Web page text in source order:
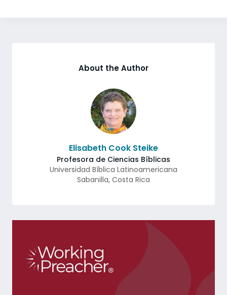
About the Author
Elisabeth Cook Steike
Profesora de Ciencias Bíblicas
Universidad Bíblica Latinoamericana
Sabanilla, Costa Rica